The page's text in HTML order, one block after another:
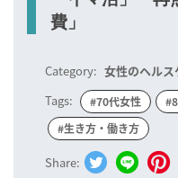
費」
Category: 女性のヘル
Tags:
#70代女性
#生き方・働き方
Share: